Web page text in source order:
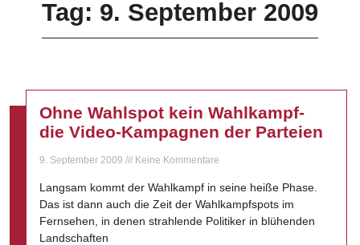
Tag: 9. September 2009
Ohne Wahlspot kein Wahlkampf-
die Video-Kampagnen der Parteien
9. September 2009 Keine Kommentare
Langsam kommt der Wahlkampf in seine heiße Phase.
Das ist dann auch die Zeit der Wahlkampfspots im
Fernsehen, in denen strahlende Politiker in blühenden
Landschaften